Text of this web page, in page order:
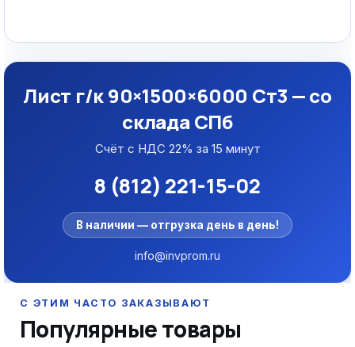
Лист г/к 90×1500×6000 Ст3 — со
склада СПб
Счёт с НДС 22% за 15 минут
8 (812) 221-15-02
В наличии — отгрузка день в день!
info@invprom.ru
Популярные товары